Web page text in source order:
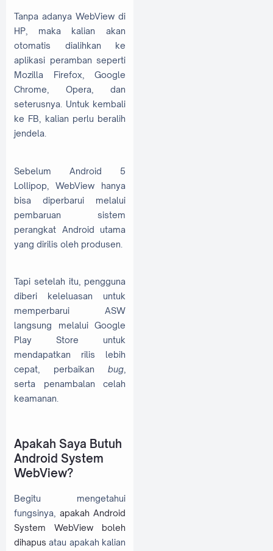
Tanpa adanya WebView di
HP, maka kalian akan
otomatis dialihkan ke
aplikasi peramban seperti
Mozilla Firefox, Google
Chrome, Opera, dan
seterusnya. Untuk kembali
ke FB, kalian perlu beralih
jendela.
Sebelum Android 5
Lollipop, WebView hanya
bisa diperbarui melalui
pembaruan sistem
perangkat Android utama
yang dirilis oleh produsen.
Tapi setelah itu, pengguna
diberi keleluasan untuk
memperbarui ASW
langsung melalui Google
Play Store untuk
mendapatkan rilis lebih
cepat, perbaikan bug,
serta penambalan celah
keamanan.
Apakah Saya Butuh
Android System
WebView?
Begitu mengetahui
fungsinya, apakah Android
System WebView boleh
dihapus atau apakah kalian